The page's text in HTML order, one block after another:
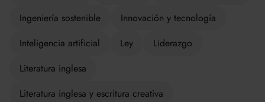
Ingeniería sostenible
Innovación y tecnología
Inteligencia artificial
Ley
Liderazgo
Literatura inglesa
Literatura inglesa y escritura creativa